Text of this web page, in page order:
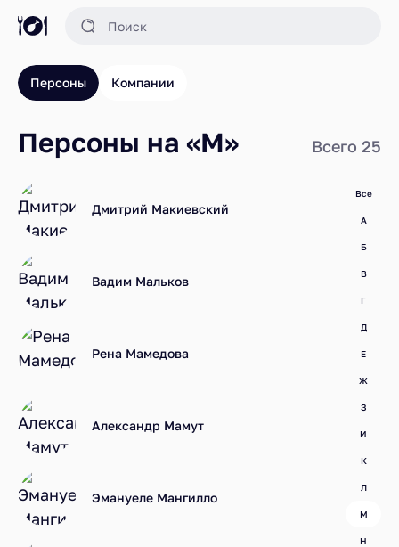
Персоны Компании
Персоны на «М» Всего 25
Дмитрий Макиевский
Вадим Мальков
Рена Мамедова
Александр Мамут
Эмануеле Мангилло
Все
А
Б
В
Г
Д
Е
Ж
З
И
К
Л
М
Н